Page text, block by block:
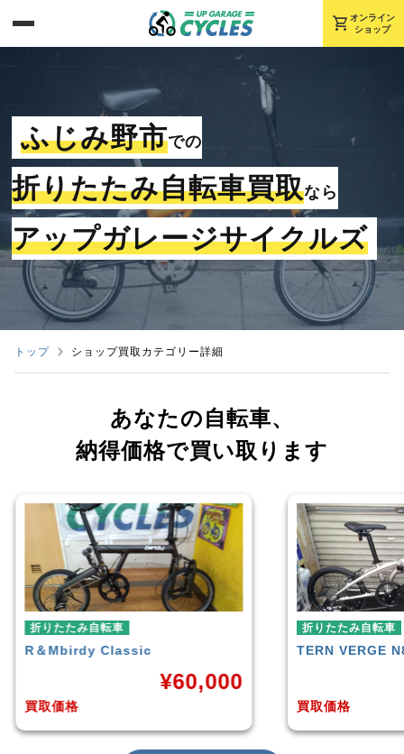
shopping_cart オンライン
ショップ
ふじみ野市での
折りたたみ自転車買取なら
アップガレージサイクルズ
トップ ショップ買取カテゴリー詳細
あなたの自転車、
納得価格で買い取ります
折りたたみ自転車
TERNVERGE N8
¥38,500
折り